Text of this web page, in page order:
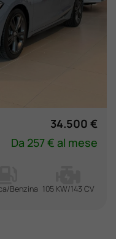
34.500 €
Da 257 € al mese
Benzina 105 KW/143 CV